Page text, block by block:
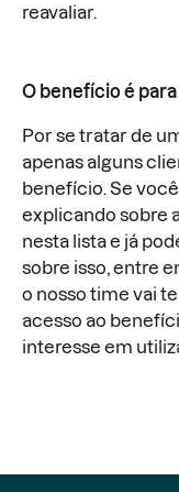
reavaliar.
O benefício é
Por se tratar de
apenas alguns
benefício. Se
explicando sobre
nesta lista e já
sobre isso, entre
o nosso time vai
acesso ao
interesse em